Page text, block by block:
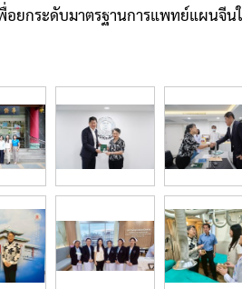
อยกระดับมาตรฐานการแพทย์แผนจี